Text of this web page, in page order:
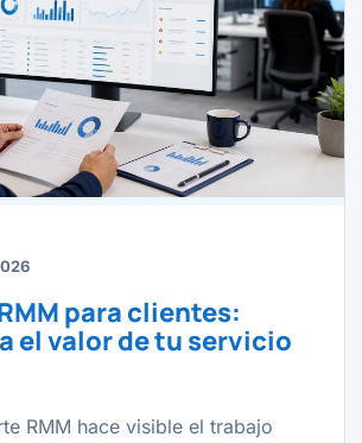
para clientes:
el valor de tu servicio
RMM hace visible el trabajo